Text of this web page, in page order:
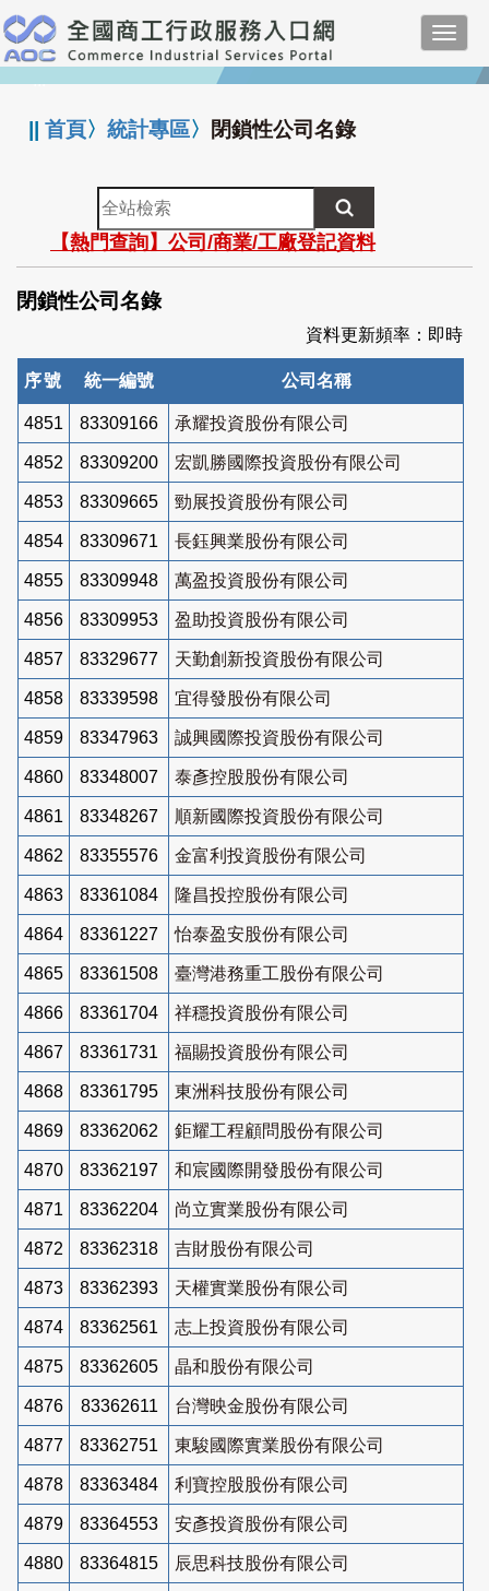
跳
到
主
要
:::
||首頁〉統計專區〉 閉鎖性公司名錄
全
站
檢
索
【熱門查詢】公司/商業/工廠登記資料
閉鎖性公司名錄
資料更新頻率：即時
序號 統一編號 公司名稱
4851 83309166 承耀投資股份有限公司
4852 83309200 宏凱勝國際投資股份有限公司
4853 83309665 勁展投資股份有限公司
4854 83309671 長鈺興業股份有限公司
4855 83309948 萬盈投資股份有限公司
4856 83309953 盈助投資股份有限公司
4857 83329677 天勤創新投資股份有限公司
4858 83339598 宜得發股份有限公司
4859 83347963 誠興國際投資股份有限公司
4860 83348007 泰彥控股股份有限公司
4861 83348267 順新國際投資股份有限公司
4862 83355576 金富利投資股份有限公司
4863 83361084 隆昌投控股份有限公司
4864 83361227 怡泰盈安股份有限公司
4865 83361508 臺灣港務重工股份有限公司
4866 83361704 祥穩投資股份有限公司
4867 83361731 福賜投資股份有限公司
4868 83361795 東洲科技股份有限公司
4869 83362062 鉅耀工程顧問股份有限公司
4870 83362197 和宸國際開發股份有限公司
4871 83362204 尚立實業股份有限公司
4872 83362318 吉財股份有限公司
4873 83362393 天權實業股份有限公司
4874 83362561 志上投資股份有限公司
4875 83362605 晶和股份有限公司
4876 83362611 台灣映金股份有限公司
4877 83362751 東駿國際實業股份有限公司
4878 83363484 利寶控股股份有限公司
4879 83364553 安彥投資股份有限公司
4880 83364815 辰思科技股份有限公司